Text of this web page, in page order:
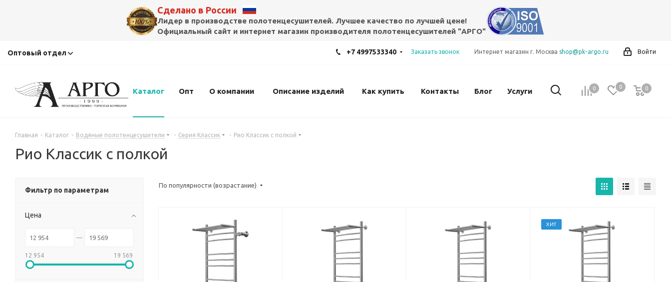
Сделано в России
Лидер в производстве полотенцесушителей. Лучшее качество по лучшей цене!
Официальный сайт и интернет магазин производителя полотенцесушителей "АРГО"
Оптовый отдел Войти
Интернет магазин г. Москва shop@pk-argo.ru
+7 4997533340 Заказать звонок
0 0 0
0
Каталог Опт О компании Описание изделий Как купить Контакты Блог Услуги
Главная - Каталог - Водяные полотенцесушители - Серия Классик - Рио Классик с полкой
Рио Классик с полкой
По популярности (возрастание)
ХИТ
Фильтр по параметрам
Цена
12 954 19 569